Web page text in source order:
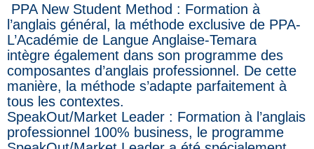
PPA New Student Method : Formation à
l’anglais général, la méthode exclusive de PPA-
L’Académie de Langue Anglaise-Temara
intègre également dans son programme des
composantes d’anglais professionnel. De cette
manière, la méthode s’adapte parfaitement à
tous les contextes.
SpeakOut/Market Leader : Formation à l’anglais
professionnel 100% business, le programme